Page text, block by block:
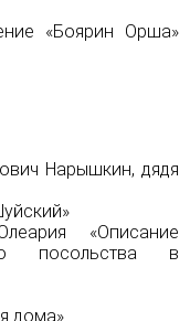
«Боярин Орша»
Нарышкин, дядя
«Описание
посольства в
дома»